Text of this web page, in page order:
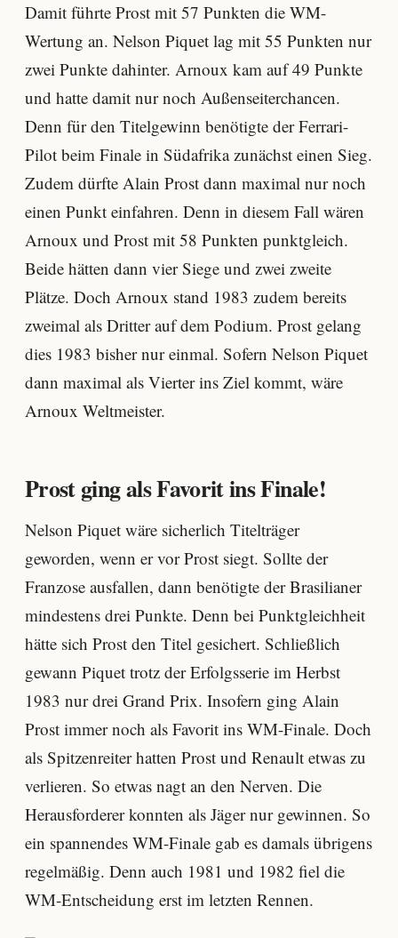
Damit führte Prost mit 57 Punkten die WM-
Wertung an. Nelson Piquet lag mit 55 Punkten nur
zwei Punkte dahinter. Arnoux kam auf 49 Punkte
und hatte damit nur noch Außenseiterchancen.
Denn für den Titelgewinn benötigte der Ferrari-
Pilot beim Finale in Südafrika zunächst einen Sieg.
Zudem dürfte Alain Prost dann maximal nur noch
einen Punkt einfahren. Denn in diesem Fall wären
Arnoux und Prost mit 58 Punkten punktgleich.
Beide hätten dann vier Siege und zwei zweite
Plätze. Doch Arnoux stand 1983 zudem bereits
zweimal als Dritter auf dem Podium. Prost gelang
dies 1983 bisher nur einmal. Sofern Nelson Piquet
dann maximal als Vierter ins Ziel kommt, wäre
Arnoux Weltmeister.
Prost ging als Favorit ins Finale!
Nelson Piquet wäre sicherlich Titelträger
geworden, wenn er vor Prost siegt. Sollte der
Franzose ausfallen, dann benötigte der Brasilianer
mindestens drei Punkte. Denn bei Punktgleichheit
hätte sich Prost den Titel gesichert. Schließlich
gewann Piquet trotz der Erfolgsserie im Herbst
1983 nur drei Grand Prix. Insofern ging Alain
Prost immer noch als Favorit ins WM-Finale. Doch
als Spitzenreiter hatten Prost und Renault etwas zu
verlieren. So etwas nagt an den Nerven. Die
Herausforderer konnten als Jäger nur gewinnen. So
ein spannendes WM-Finale gab es damals übrigens
regelmäßig. Denn auch 1981 und 1982 fiel die
WM-Entscheidung erst im letzten Rennen.